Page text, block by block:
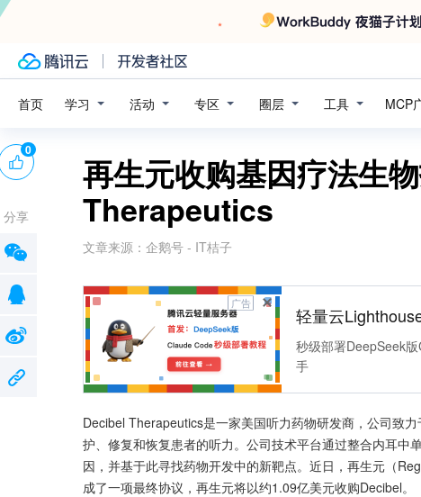
首页 学习 活动 专区 圈层 工具 MCP
再生元收购基因疗法生
Therapeutics
文章来源： 企鹅号 - IT桔子
广告
轻量云
秒级部署DeepSeek
手
Decibel Therapeutics是一家美国听力药物研发商，公司致
护、修复和恢复患者的听力。公司技术平台通过整合内耳
因，并基于此寻找药物开发中的新靶点。近日，再生元（
成了一项最终协议，再生元将以约1.09亿美元收购Decibel。
0
分享